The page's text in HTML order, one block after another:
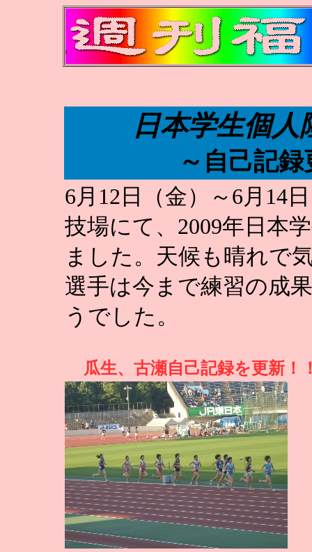
日本学生個人
～自己記
6月12日（金）～6月14
技場にて、2009年日本
ました。天候も晴れで
選手は今まで練習の成
うでした。
瓜生、古瀬自己記録を更新！